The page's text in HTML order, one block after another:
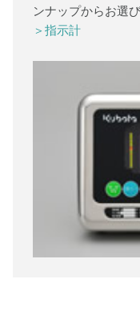
ンナップからお選
＞指示計